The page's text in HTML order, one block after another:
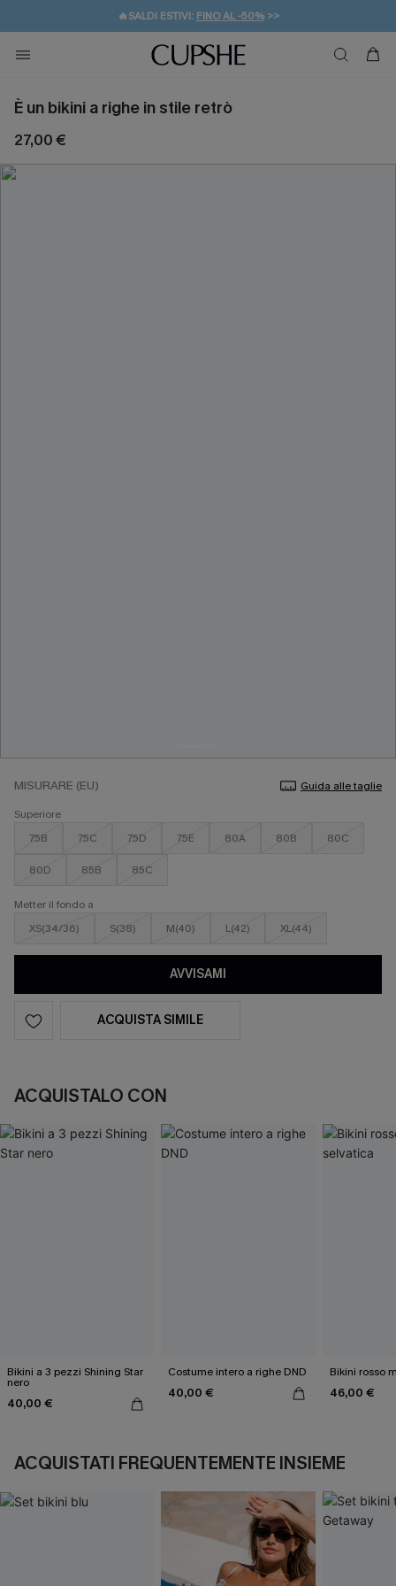
🔥SALDI ESTIVI: FINO AL -50%>>
🚚SPEDIZIONE GRATUITA DA 49€
💌REGALO PER I NUOVI: 20% DI SCONTO*
È un bikini a righe in stile retrò
27,00 €
MISURARE (EU)
Guida alle taglie
Superiore
75B
75C 75D 75E 80A 80B 80C
80D 85B 85C
Metter il fondo a
XS(34/36)
S(38) M(40) L(42) XL(44)
AVVISAMI
ACQUISTA SIMILE
ACQUISTALO CON
Bikini a 3 pezzi Shining Star
nero
40,00 €
Costume intero a righe DND
40,00 €
Bikini rosso
46,00 €
ACQUISTATI FREQUENTEMENTE INSIEME